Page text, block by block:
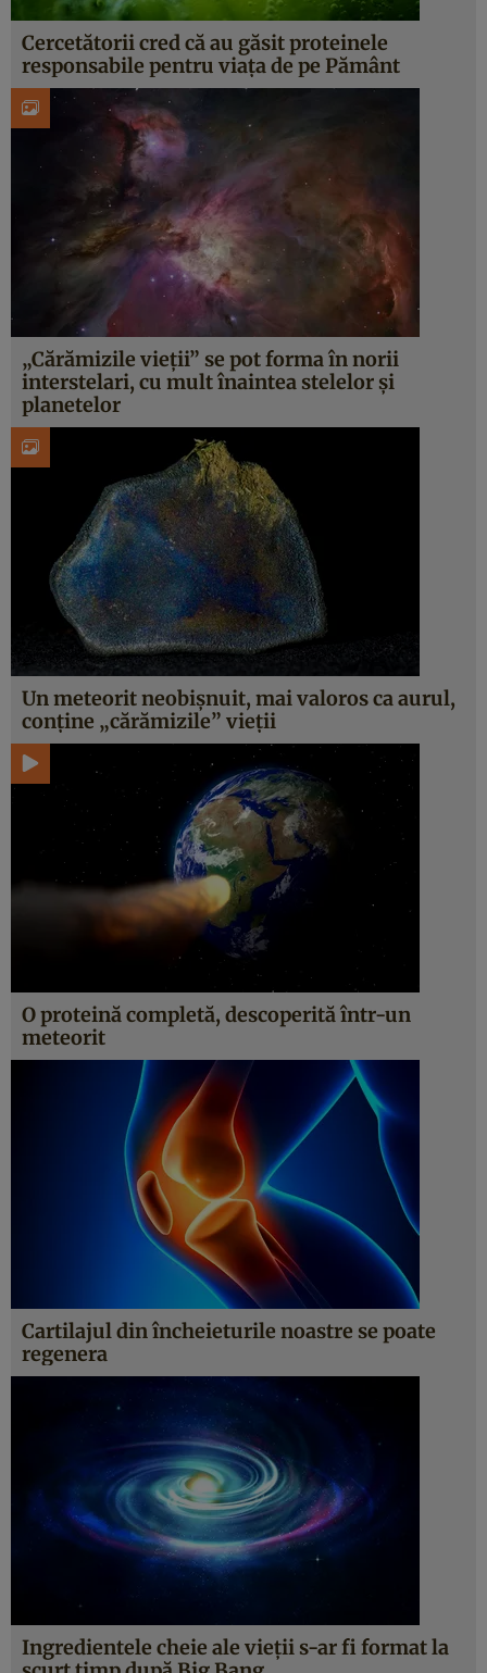
Cercetătorii cred că au găsit proteinele
responsabile pentru viața de pe Pământ
„Cărămizile vieții” se pot forma în norii
interstelari, cu mult înaintea stelelor și
planetelor
Un meteorit neobișnuit, mai valoros ca aurul,
conține „cărămizile” vieții
O proteină completă, descoperită într-un
meteorit
Cartilajul din încheieturile noastre se poate
regenera
Ingredientele cheie ale vieţii s-ar fi format la